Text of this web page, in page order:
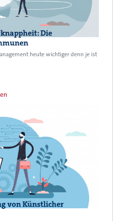
Die
heute wichtiger denn je ist
von Künstlicher